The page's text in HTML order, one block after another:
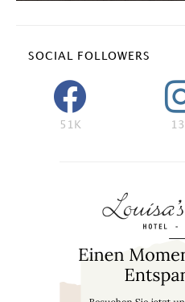
SOCIAL FOLLOWERS
51K